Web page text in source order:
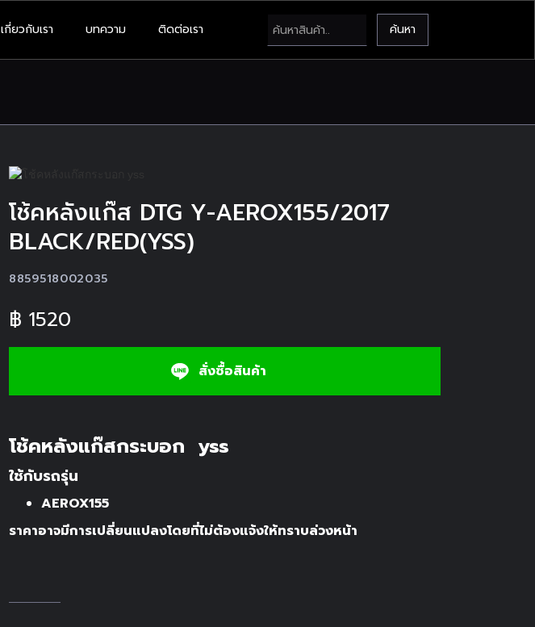
เกี่ยวกับเรา บทความ ติดต่อเรา
โช้คหลังแก๊ส DTG Y-AEROX155/2017
BLACK/RED(YSS)
8859518002035
฿ 1520
สั่งซื้อสินค้า
โช้คหลังแก๊สกระบอก yss
ใช้กับรถรุ่น
AEROX155
ราคาอาจมีการเปลี่ยนแปลงโดยที่ไม่ต้องแจ้งให้ทราบล่วงหน้า